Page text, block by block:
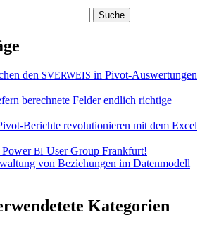
den SVERWEIS in Pivot-Auswertungen
berechnete Felder endlich richtige
Berichte revolutionieren mit dem Excel
BI User Group Frankfurt!
von Beziehungen im Datenmodell
Kategorien